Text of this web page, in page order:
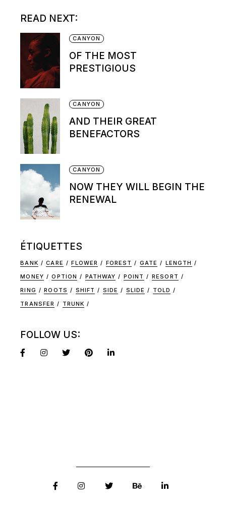
READ NEXT:
CANYON
OF THE MOST
PRESTIGIOUS
CANYON
AND THEIR GREAT
BENEFACTORS
CANYON
NOW THEY WILL BEGIN THE
RENEWAL
ÉTIQUETTES
BANK CARE FLOWER FOREST GATE
LENGTH
MONEY
OPTION PATHWAY POINT
RESORT
RING
ROOTS SHIFT SIDE SLIDE
TOLD
TRANSFER
TRUNK
FOLLOW US: